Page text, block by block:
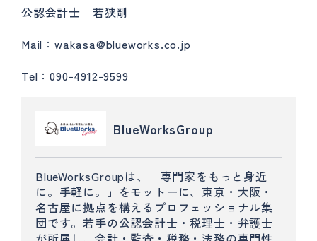
公認会計士 若狭剛
Mail：wakasa@blueworks.co.jp
Tel：090-4912-9599
BlueWorksGroup
BlueWorksGroupは、「専門家をもっと身近
に。手軽に。」をモットーに、東京・大阪・
名古屋に拠点を構えるプロフェッショナル集
団です。若手の公認会計士・税理士・弁護士